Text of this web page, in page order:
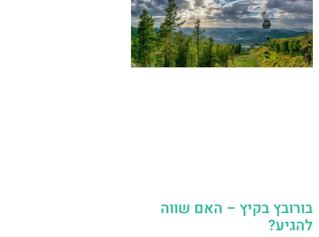
בורובץ בקיץ – האם שווה
להגיע?